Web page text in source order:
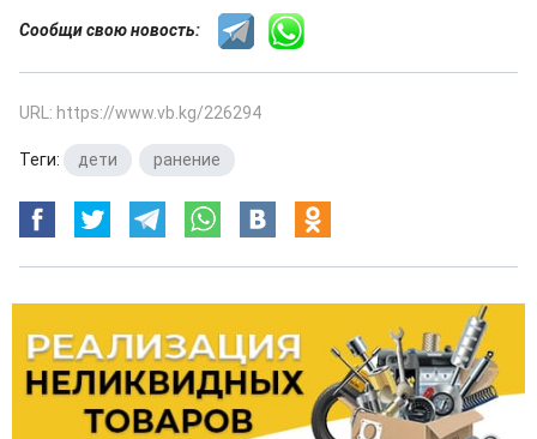
Сообщи свою новость:
URL: https://www.vb.kg/226294
Теги: дети ранение